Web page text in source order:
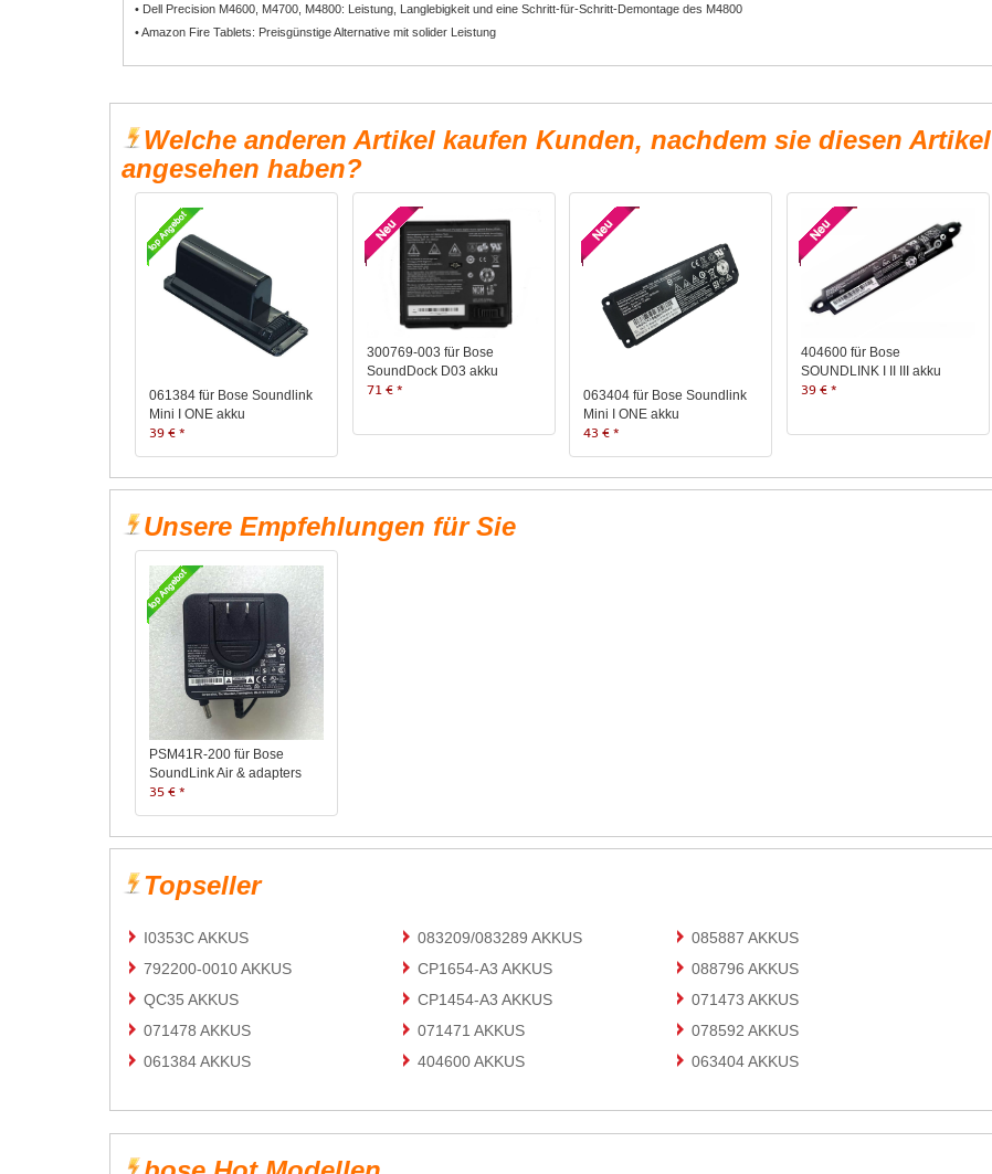
• Dell Precision M4600, M4700, M4800: Leistung, Langlebigkeit und eine Schritt-für-Schritt-Demontage des M4800
• Amazon Fire Tablets: Preisgünstige Alternative mit solider Leistung
Welche anderen Artikel kaufen Kunden, nachdem sie diesen Artikel
angesehen haben?
061384 für Bose Soundlink
Mini I ONE akku
39 € *
300769-003 für Bose
SoundDock D03 akku
71 € *
063404 für Bose Soundlink
Mini I ONE akku
43 € *
404600 für Bose
SOUNDLINK I II III akku
39 € *
Unsere Empfehlungen für Sie
PSM41R-200 für Bose
SoundLink Air & adapters
35 € *
Topseller
I0353C AKKUS 083209/083289 AKKUS
085887 AKKUS
792200-0010 AKKUS
CP1654-A3 AKKUS
088796 AKKUS
QC35 AKKUS
CP1454-A3 AKKUS
071473 AKKUS
071478 AKKUS
071471 AKKUS
078592 AKKUS
061384 AKKUS
404600 AKKUS 063404 AKKUS